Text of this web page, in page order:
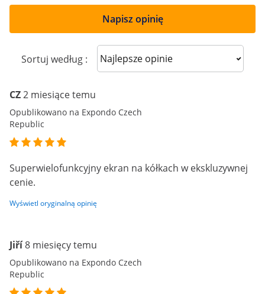
Napisz opinię
Sortuj według : Sort reviews
CZ2 miesiące temu
Opublikowano na Expondo Czech
Republic
Superwielofunkcyjny ekran na kółkach w ekskluzywnej
cenie.
Wyświetl oryginalną opinię
Jiří8 miesięcy temu
Opublikowano na Expondo Czech
Republic